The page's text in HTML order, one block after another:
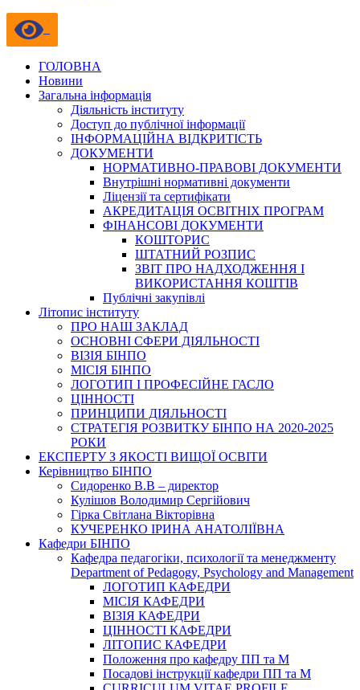
ГОЛОВНА
Новини
Загальна інформація
Діяльність інституту
Доступ до публічної інформації
ІНФОРМАЦІЙНА ВІДКРИТІСТЬ
ДОКУМЕНТИ
НОРМАТИВНО-ПРАВОВІ ДОКУМЕНТИ
Внутрішні нормативні документи
Ліцензії та сертифікати
АКРЕДИТАЦІЯ ОСВІТНІХ ПРОГРАМ
ФІНАНСОВІ ДОКУМЕНТИ
КОШТОРИС
ШТАТНИЙ РОЗПИС
ЗВІТ ПРО НАДХОДЖЕННЯ І
ВИКОРИСТАННЯ КОШТІВ
Публічні закупівлі
Літопис інституту
ПРО НАШ ЗАКЛАД
ОСНОВНІ СФЕРИ ДІЯЛЬНОСТІ
ВІЗІЯ БІНПО
МІСІЯ БІНПО
ЛОГОТИП І ПРОФЕСІЙНЕ ГАСЛО
ЦІННОСТІ
ПРИНЦИПИ ДІЯЛЬНОСТІ
СТРАТЕГІЯ РОЗВИТКУ БІНПО НА 2020-2025
РОКИ
ЕКСПЕРТУ З ЯКОСТІ ВИЩОЇ ОСВІТИ
Керівництво БІНПО
Сидоренко В.В – директор
Кулішов Володимир Сергійович
Гірка Світлана Вікторівна
КУЧЕРЕНКО ІРИНА АНАТОЛІЇВНА
Кафедри БІНПО
Кафедра педагогіки, психології та менеджменту
Department of Pedagogy, Psychology and Management
ЛОГОТИП КАФЕДРИ
МІСІЯ КАФЕДРИ
ВІЗІЯ КАФЕДРИ
ЦІННОСТІ КАФЕДРИ
ЛІТОПИС КАФЕДРИ
Положення про кафедру ПП та М
Посадові інструкції кафедри ПП та М